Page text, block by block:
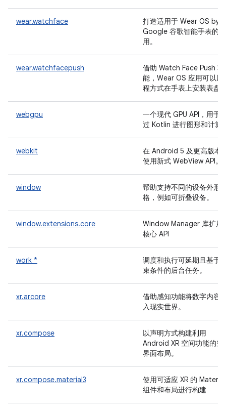
wear.watchface
打造适用于 Wear OS by
Google 谷歌智能手表的应
用。
wear.watchfacepush
借助 Watch Face Push 功
能，Wear OS 应用可以以
程方式在手表上安装表盘
webgpu
一个现代 GPU API，用于
过 Kotlin 进行图形和计算
webkit
在 Android 5 及更高版本
使用新式 WebView API。
window
帮助支持不同的设备外形
格，例如可折叠设备。
window.extensions.core
Window Manager 库扩展
核心 API
work *
调度和执行可延期且基于
束条件的后台任务。
xr.arcore
借助感知功能将数字内容
入现实世界。
xr.compose
以声明方式构建利用
Android XR 空间功能的空
界面布局。
xr.compose.material3
使用可适应 XR 的 Material
组件和布局进行构建